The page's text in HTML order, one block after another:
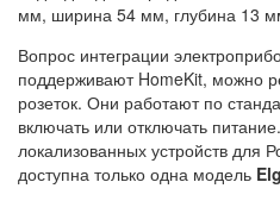
мм, ширина 54 мм, глубина 13
Вопрос интеграции
поддерживают HomeKit, можно
розеток. Они работают по
включать или отключать
локализованных устройств для
доступна только одна модель